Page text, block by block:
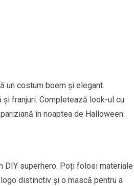
un costum boem și elegant.
franjuri. Completează look-ul cu
în noaptea de Halloween.
DIY superhero. Poți folosi materiale
distinctiv și o mască pentru a